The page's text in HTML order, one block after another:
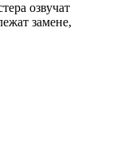
озвучат
замене,